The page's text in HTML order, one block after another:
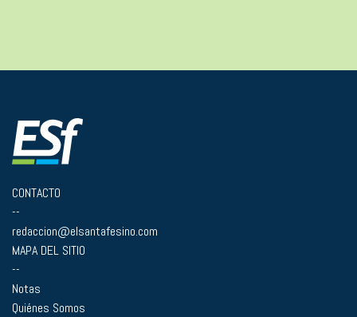
CONTACTO
--
redaccion@elsantafesino.com
MAPA DEL SITIO
--
Notas
Quiénes Somos